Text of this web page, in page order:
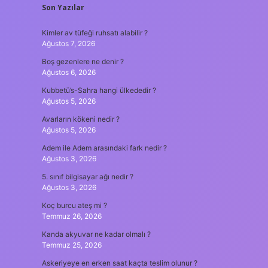
SIDEBAR
Son Yazılar
Kimler av tüfeği ruhsatı alabilir ?
Ağustos 7, 2026
Boş gezenlere ne denir ?
Ağustos 6, 2026
Kubbetü’s-Sahra hangi ülkededir ?
Ağustos 5, 2026
Avarların kökeni nedir ?
Ağustos 5, 2026
Adem ile Adem arasındaki fark nedir ?
Ağustos 3, 2026
5. sınıf bilgisayar ağı nedir ?
Ağustos 3, 2026
Koç burcu ateş mi ?
Temmuz 26, 2026
Kanda akyuvar ne kadar olmalı ?
Temmuz 25, 2026
Askeriyeye en erken saat kaçta teslim olunur ?